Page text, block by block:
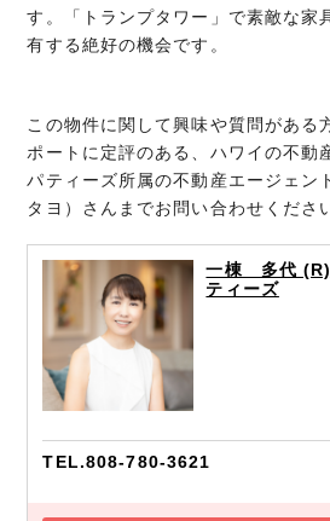
す。「トランプタワー」で素敵な家
有する絶好の機会です。
この物件に関して興味や質問がある
ポートに定評のある、ハワイの不動
パティーズ所属の不動産エージェン
タヨ）さんまでお問い合わせくださ
一棟 多代 (R)
ティーズ
TEL.808-780-3621